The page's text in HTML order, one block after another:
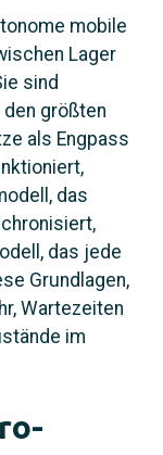
mobile
Lager
sind
größten
als Engpass
das
das jede
Grundlagen,
Wartezeiten
im